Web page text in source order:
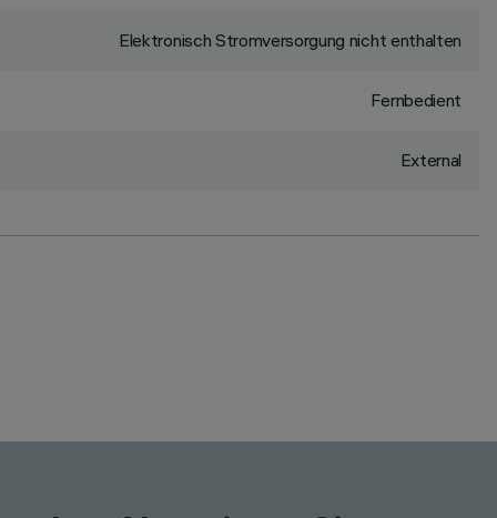
Elektronisch Stromversorgung nicht enthalten
Fernbedient
External